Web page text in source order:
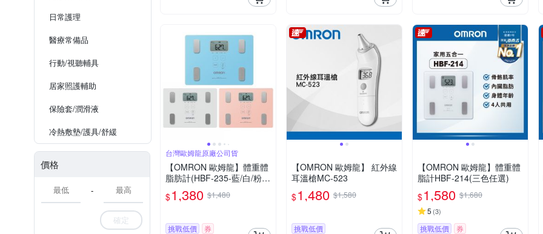
日常護理
醫療常備品
行動/視聽輔具
居家照護輔助
保險套/潤滑液
冷熱敷墊/護具/舒緩
價格
-
確定
台灣歐姆龍原廠公司貨
【OMRON 歐姆龍】體重體
脂肪計(HBF-235-藍/白/粉)
體脂計
$1,380 $1,480
挑戰低價 券
【OMRON 歐姆龍】 紅外線
耳溫槍MC-523
$1,480 $1,580
挑戰低價
【OMRON 歐姆龍】體重體
脂計HBF-214(三色任選)
$1,580 $1,680
5 (3)
挑戰低價 券